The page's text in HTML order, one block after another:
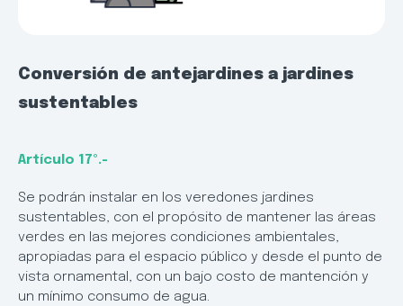
Conversión de antejardines a jardines
sustentables
Artículo 17º.-
Se podrán instalar en los veredones jardines
sustentables, con el propósito de mantener las áreas
verdes en las mejores condiciones ambientales,
apropiadas para el espacio público y desde el punto de
vista ornamental, con un bajo costo de mantención y
un mínimo consumo de agua.